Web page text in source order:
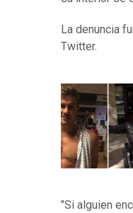
La denuncia
Twitter.
"Si alguien